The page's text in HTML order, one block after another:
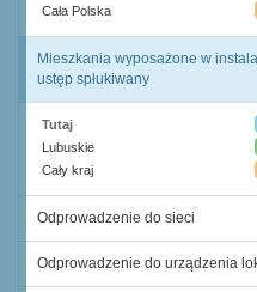
Cała Polska
Mieszkania wyposażone w
ustęp spłukiwany
Tutaj
Lubuskie
Cały kraj
Odprowadzenie do sieci
Odprowadzenie do urządzenia